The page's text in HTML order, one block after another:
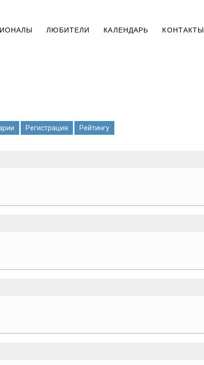
ЛЮБИТЕЛИ КАЛЕНДАРЬ КОНТАКТЫ
Регистрация Рейтингу